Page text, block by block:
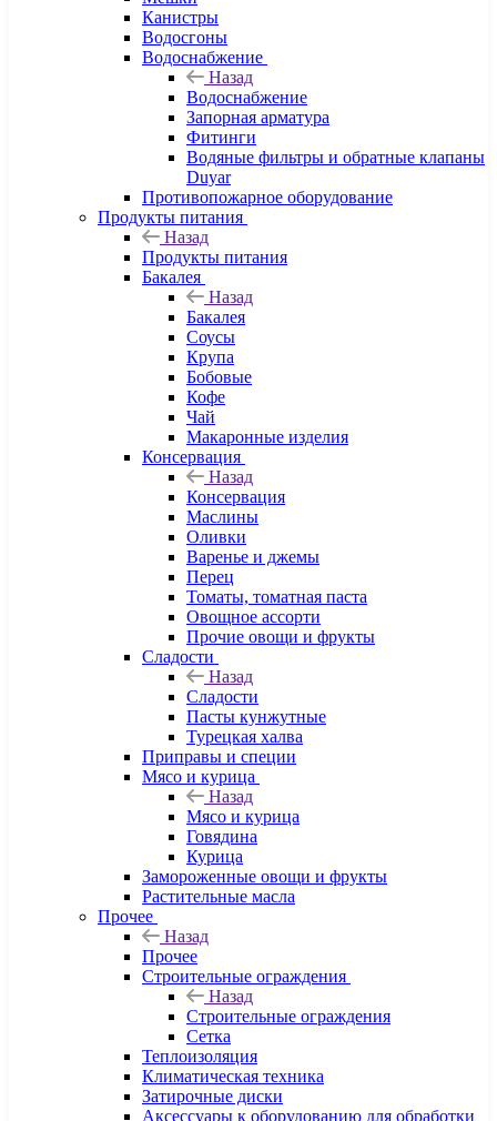
Канистры
Водосгоны
Водоснабжение
Назад
Водоснабжение
Запорная арматура
Фитинги
Водяные фильтры и обратные клапаны
Duyar
Противопожарное оборудование
Продукты питания
Назад
Продукты питания
Бакалея
Назад
Бакалея
Соусы
Крупа
Бобовые
Кофе
Чай
Макаронные изделия
Консервация
Назад
Консервация
Маслины
Оливки
Варенье и джемы
Перец
Томаты, томатная паста
Овощное ассорти
Прочие овощи и фрукты
Сладости
Назад
Сладости
Пасты кунжутные
Турецкая халва
Приправы и специи
Мясо и курица
Назад
Мясо и курица
Говядина
Курица
Замороженные овощи и фрукты
Растительные масла
Прочее
Назад
Прочее
Строительные ограждения
Назад
Строительные ограждения
Сетка
Теплоизоляция
Климатическая техника
Затирочные диски
Аксессуары к оборудованию для обработки